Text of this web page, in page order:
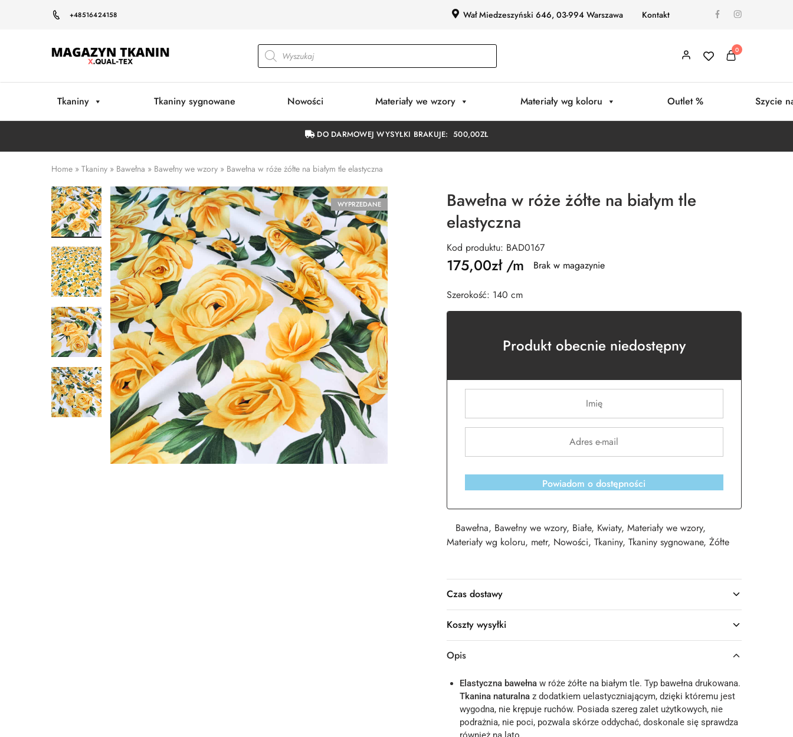
+48516424158 Wał Miedzeszyński 646, 03-994 Warszawa Kontakt
Magazyn
0
Tkaniny Tkaniny sygnowane Nowości Materiały we wzory Materiały wg koloru Outlet % Szycie
DO DARMOWEJ WYSYŁKI BRAKUJE:500,00ZŁ
Home » Tkaniny » Bawełna » Bawełny we wzory » Bawełna w róże żółte na białym tle elastyczna
WYPRZEDANE
Bawełna w róże żółte na białym tle
elastyczna
Kod produktu: BAD0167
175,00zł/m Brak w magazynie
Szerokość: 140 cm
Produkt obecnie niedostępny
Powiadom o dostępności
Bawełna, Bawełny we wzory, Białe, Kwiaty, Materiały we wzory,
Materiały wg koloru, metr, Nowości, Tkaniny, Tkaniny sygnowane, Żółte
Czas dostawy
Koszty wysyłki
Opis
Elastyczna bawełna w róże żółte na białym tle. Typ bawełna drukowana.
Tkanina naturalna z dodatkiem uelastyczniającym, dzięki któremu jest
wygodna, nie krępuje ruchów. Posiada szereg zalet użytkowych, nie
podrażnia, nie poci, pozwala skórze oddychać, doskonale się sprawdza